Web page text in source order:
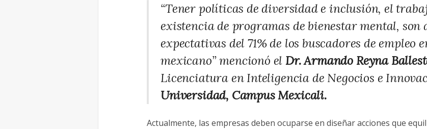
“Tener políticas de diversidad e inclusión, el
existencia de programas de bienestar mental, son
expectativas del 71% de los buscadores de empleo
mexicano” mencionó el Dr. Armando Reyna
Licenciatura en Inteligencia de Negocios e
Universidad, Campus Mexicali.
Actualmente, las empresas deben ocuparse en diseñar acciones que